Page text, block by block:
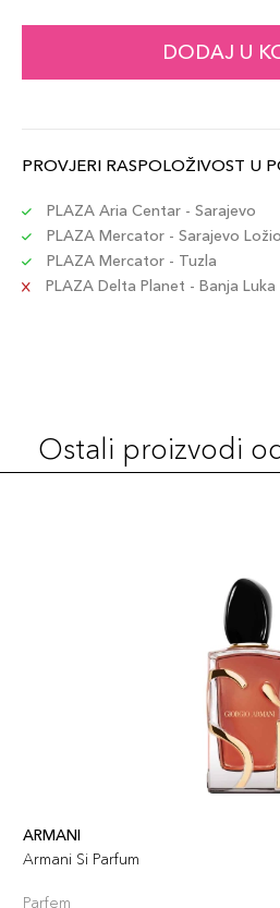
DODAJ U
PROVJERI RASPOLOŽIVOST U
PLAZA Aria Centar - Sarajevo
PLAZA Mercator - Sarajevo
PLAZA Mercator - Tuzla
PLAZA Delta Planet - Banja Luka
Ostali proizvodi
ARMANI
Armani Si Parfum
Parfem